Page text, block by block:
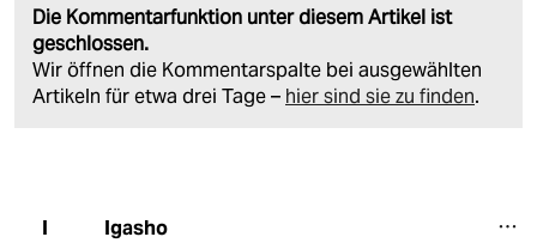
Die Kommentarfunktion unter diesem Artikel ist
geschlossen.
Wir öffnen die Kommentarspalte bei ausgewählten
Artikeln für etwa drei Tage – hier sind sie zu finden.
I Igasho